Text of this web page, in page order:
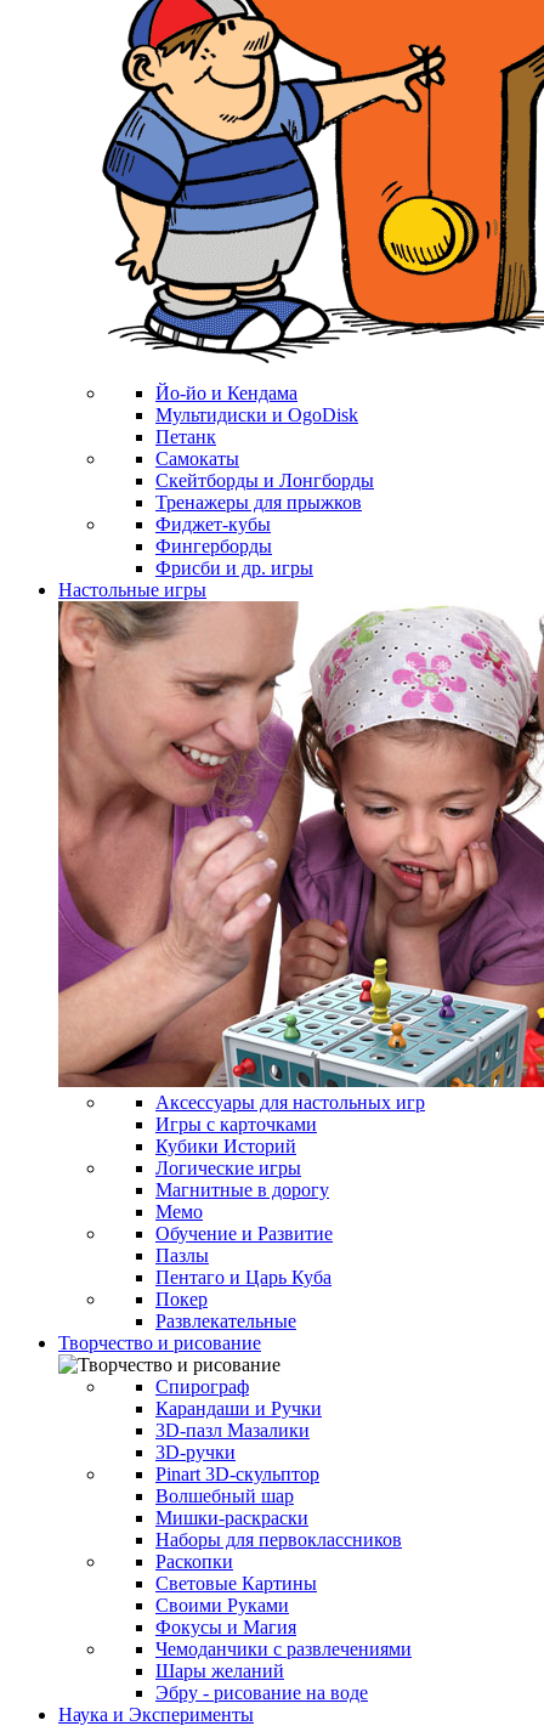
Йо-йо и Кендама
Мультидиски и OgoDisk
Петанк
Самокаты
Скейтборды и Лонгборды
Тренажеры для прыжков
Фиджет-кубы
Фингерборды
Фрисби и др. игры
Настольные игры
Аксессуары для настольных игр
Игры с карточками
Кубики Историй
Логические игры
Магнитные в дорогу
Мемо
Обучение и Развитие
Пазлы
Пентаго и Царь Куба
Покер
Развлекательные
Творчество и рисование
Спирограф
Карандаши и Ручки
3D-пазл Мазалики
3D-ручки
Pinart 3D-скульптор
Волшебный шар
Мишки-раскраски
Наборы для первоклассников
Раскопки
Световые Картины
Своими Руками
Фокусы и Магия
Чемоданчики с развлечениями
Шары желаний
Эбру - рисование на воде
Наука и Эксперименты